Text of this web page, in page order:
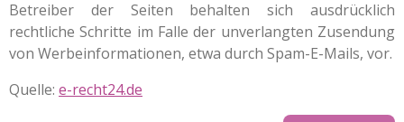
Betreiber der Seiten behalten sich ausdrücklich
rechtliche Schritte im Falle der unverlangten Zusendung
von Werbeinformationen, etwa durch Spam-E-Mails, vor.
Quelle: e-recht24.de